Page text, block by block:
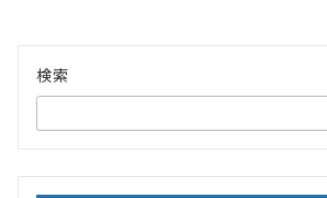
検索